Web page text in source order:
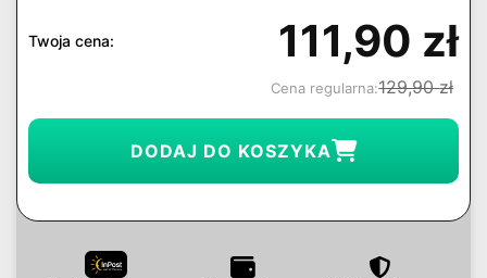
Twoja cena: 111,90 zł
Cena regularna:129,90zł
DODAJ DO KOSZYKA